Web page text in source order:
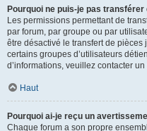
Pourquoi ne puis-je pas
Les permissions permettant de
par forum, par groupe ou par
être désactivé le transfert de
certains groupes d’utilisateurs
d’informations, veuillez contacter
Haut
Pourquoi ai-je reçu un
Chaque forum a son propre